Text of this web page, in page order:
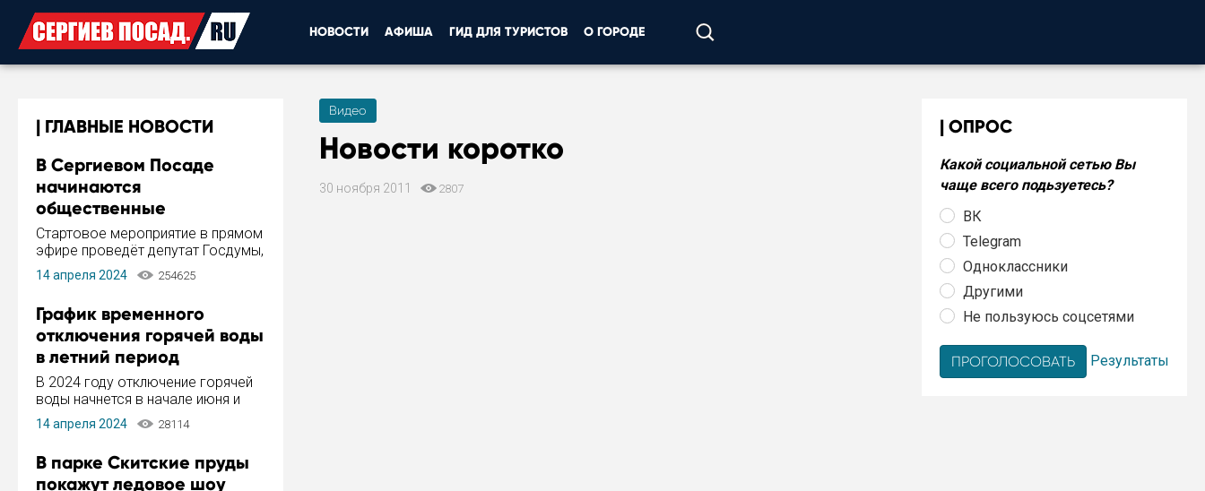
НОВОСТИ АФИША ГИД ДЛЯ ТУРИСТОВ О ГОРОДЕ
ГЛАВНЫЕ НОВОСТИ
В Сергиевом Посаде
начинаются
общественные
обсуждения Стратегии
развития города
Стартовое мероприятие в прямом
эфире проведёт депутат Госдумы,
инициатор и автор Концепции
развития Сергиева Посада и
Пахомов.
14 апреля 2024 254625
График временного
отключения горячей воды
в летний период
В 2024 году отключение горячей
воды начнется в начале июня и
завершится в конце августа.
Период отключения составит не
14 апреля 2024 28114
В парке Скитские пруды
покажут ледовое шоу
Видео
Новости коротко
30 ноября 2011 2807
ОПРОС
Какой социальной сетью Вы
чаще всего подьзуетесь?
ВК
Telegram
Одноклассники
Другими
Не пользуюсь соцсетями
Результаты